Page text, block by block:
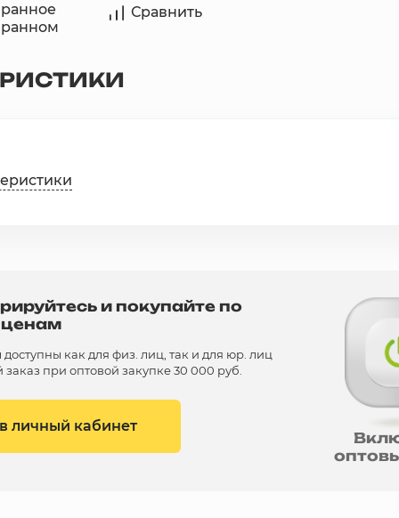
Сравнить
и покупайте по
как для физ. лиц, так и для юр. лиц
при оптовой закупке 30 000 руб.
личный кабинет